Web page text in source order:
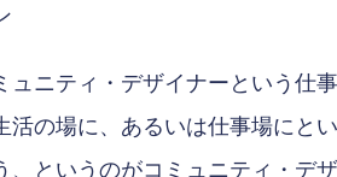
ニティ・デザイナーという仕
活の場に、あるいは仕事場にと
というのがコミュニティ・デ